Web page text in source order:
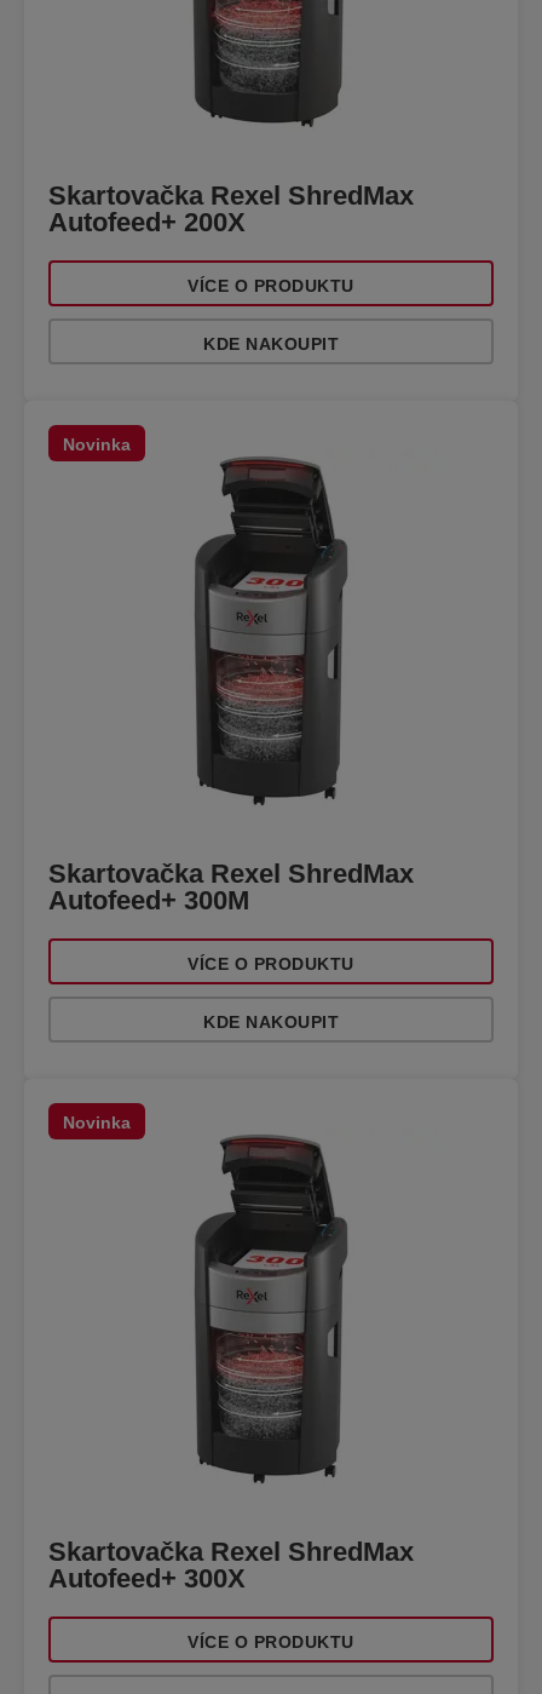
Skartovačka Rexel ShredMax
Autofeed+ 200X
VÍCE O PRODUKTU
KDE NAKOUPIT
Novinka
Skartovačka Rexel ShredMax
Autofeed+ 300M
VÍCE O PRODUKTU
KDE NAKOUPIT
Novinka
Skartovačka Rexel ShredMax
Autofeed+ 300X
VÍCE O PRODUKTU